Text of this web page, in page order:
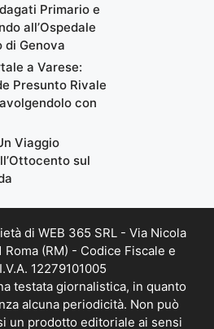
Primario e
all’Ospedale
di Genova
a Varese:
Presunto Rivale
con
Viaggio
sul
di WEB 365 SRL - Via Nicola
Roma (RM) - Codice Fiscale e
12279101005
testata giornalistica, in quanto
alcuna periodicità. Non può
un prodotto editoriale ai sensi